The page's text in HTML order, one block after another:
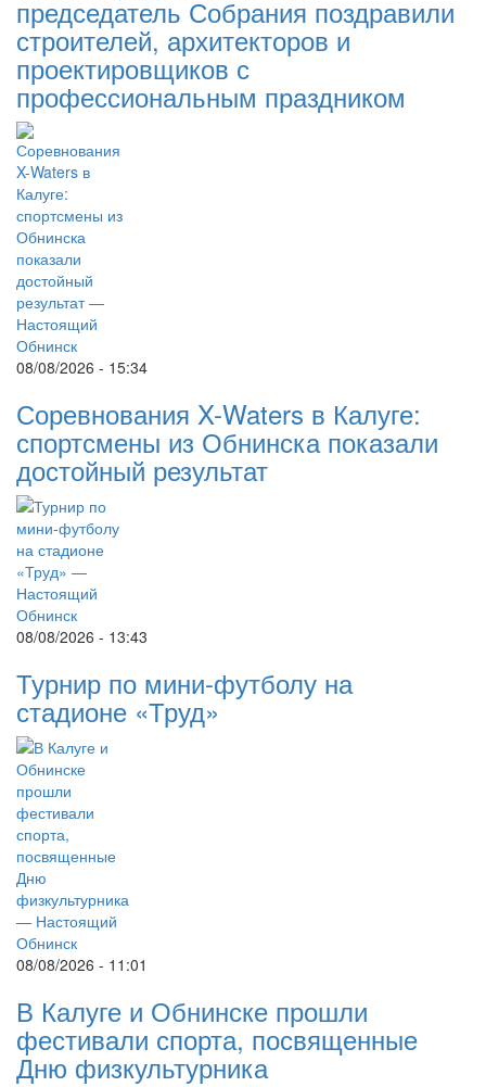
председатель Собрания поздравили
строителей, архитекторов и
проектировщиков с
профессиональным праздником
08/08/2026 - 15:34
Соревнования X-Waters в Калуге:
спортсмены из Обнинска показали
достойный результат
08/08/2026 - 13:43
Турнир по мини-футболу на
стадионе «Труд»
08/08/2026 - 11:01
В Калуге и Обнинске прошли
фестивали спорта, посвященные
Дню физкультурника